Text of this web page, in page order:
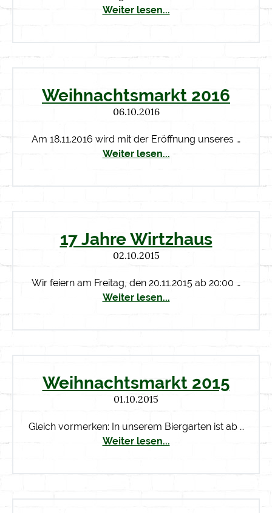
Weiter lesen...
Weihnachtsmarkt 2016
06.10.2016
Am 18.11.2016 wird mit der Eröffnung unseres …
Weiter lesen...
17 Jahre Wirtzhaus
02.10.2015
Wir feiern am Freitag, den 20.11.2015 ab 20:00 …
Weiter lesen...
Weihnachtsmarkt 2015
01.10.2015
Gleich vormerken: In unserem Biergarten ist ab …
Weiter lesen...